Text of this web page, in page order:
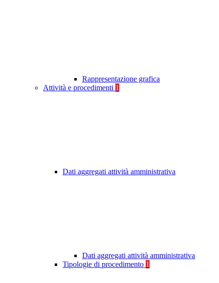
Rappresentazione grafica
Attività e procedimenti 1
Dati aggregati attività amministrativa
Dati aggregati attività amministrativa
Tipologie di procedimento 1